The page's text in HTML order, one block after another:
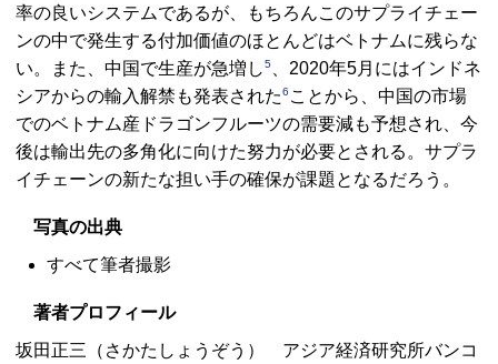
率の良いシステムであるが、もちろんこのサプライチェー
ンの中で発生する付加価値のほとんどはベトナムに残らな
い。また、中国で生産が急増し5
、2020年5月にはインドネ
シアからの輸入解禁も発表された6 ことから、中国の市場
でのベトナム産ドラゴンフルーツの需要減も予想され、今
後は輸出先の多角化に向けた努力が必要とされる。サプラ
イチェーンの新たな担い手の確保が課題となるだろう。
写真の出典
すべて筆者撮影
著者プロフィール
坂田正三（さかたしょうぞう） アジア経済研究所バンコ